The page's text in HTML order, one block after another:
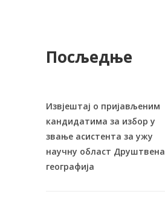
Посљедње
Извјештај о пријављеним
кандидатима за избор у
звање асистента за ужу
научну област Друштвена
географија